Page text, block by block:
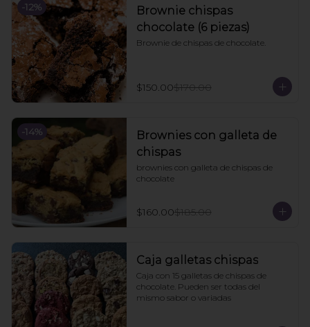
-12%
Brownie chispas
chocolate (6 piezas)
Brownie de chispas de chocolate.
$150.00$170.00
-14%
Brownies con galleta de
chispas
brownies con galleta de chispas de
chocolate
$160.00$185.00
Caja galletas chispas
Caja con 15 galletas de chispas de
chocolate. Pueden ser todas del
mismo sabor o variadas